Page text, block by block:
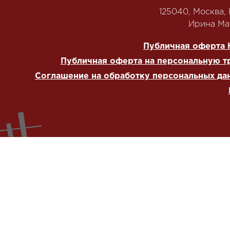
125040,
‭Ирина
Публичная оферта
Публичная оферта на персональную
Соглашение на обработку персональных